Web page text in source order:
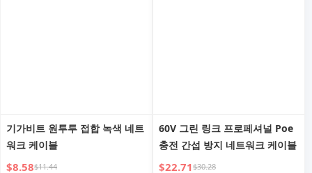
기가비트 원투투 접합 녹색 네트
워크 케이블
$8.58$11.44
60V 그린 링크 프로페셔널 Poe
충전 간섭 방지 네트워크 케이블
$22.71$30.28